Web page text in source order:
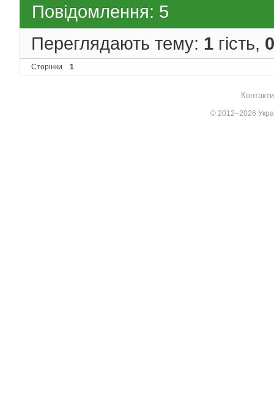
Повідомлення: 5
Переглядають тему: 1 гість, 0
Сторінки 1
© 2012–2026